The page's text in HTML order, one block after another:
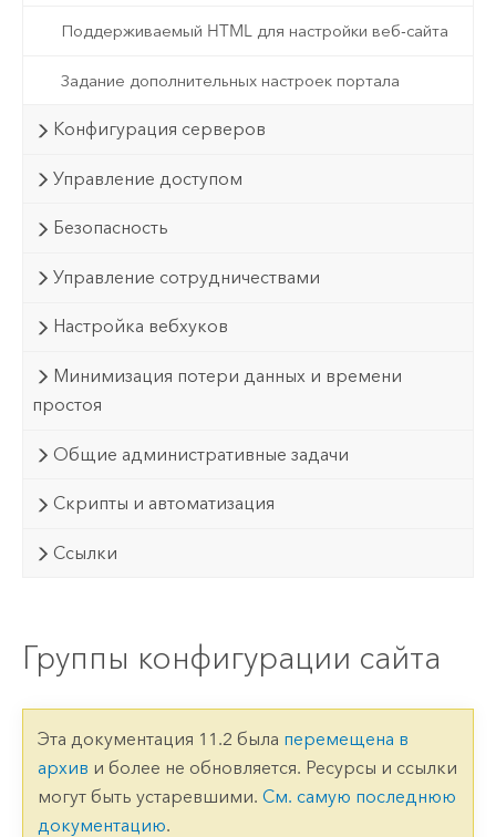
Поддерживаемый HTML для настройки веб-сайта
Задание дополнительных настроек портала
Конфигурация серверов
Управление доступом
Безопасность
Управление сотрудничествами
Настройка вебхуков
Минимизация потери данных и времени
простоя
Общие административные задачи
Скрипты и автоматизация
Ссылки
Группы конфигурации сайта
Эта документация 11.2 была перемещена в
архив и более не обновляется. Ресурсы и ссылки
могут быть устаревшими. См. самую последнюю
документацию.